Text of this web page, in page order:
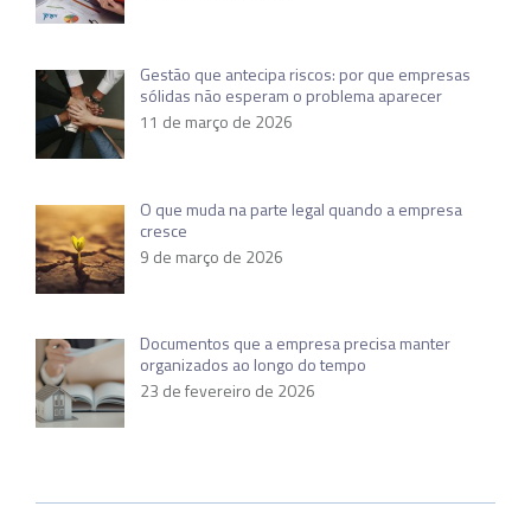
Gestão que antecipa riscos: por que empresas
sólidas não esperam o problema aparecer
11 de março de 2026
O que muda na parte legal quando a empresa
cresce
9 de março de 2026
Documentos que a empresa precisa manter
organizados ao longo do tempo
23 de fevereiro de 2026